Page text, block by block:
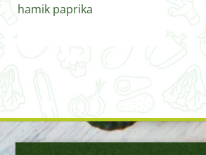
hamik paprika